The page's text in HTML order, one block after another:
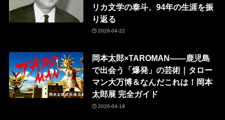
リカ文学の泰斗、94年の生涯を振
り返る
2026-04-22
岡本太郎×TAROMAN——鹿児島
で出会う「爆発」の芸術｜タロー
マン大万博＆なんだこれは！岡本
太郎展 完全ガイド
2026-04-19